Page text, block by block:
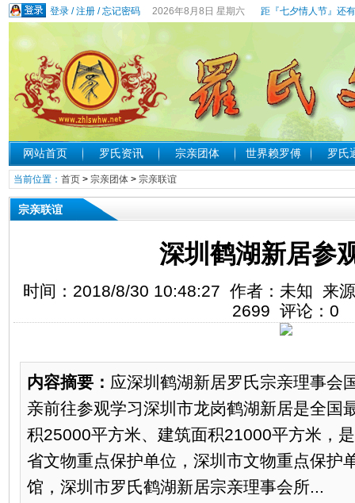
登录/注册/忘记密码 2026年8月8日 星期六 距『七夕情人节』还
网站首页 罗氏资讯 宗亲团体 世界赖罗傅 罗氏
当前位置： 首页> 宗亲团体> 宗亲联谊
宗亲联谊
深圳鹤湖新居参
时间：2018/8/30 10:48:27 作者：未知 来
2699 评论： 0
内容摘要： 应深圳鹤湖新居罗氏宗亲理事会
亲前往参观学习深圳市龙岗鹤湖新居是全国
积25000平方米、建筑面积21000平方米，
省文物重点保护单位，深圳市文物重点保护
馆，深圳市罗氏鹤湖新居宗亲理事会所...